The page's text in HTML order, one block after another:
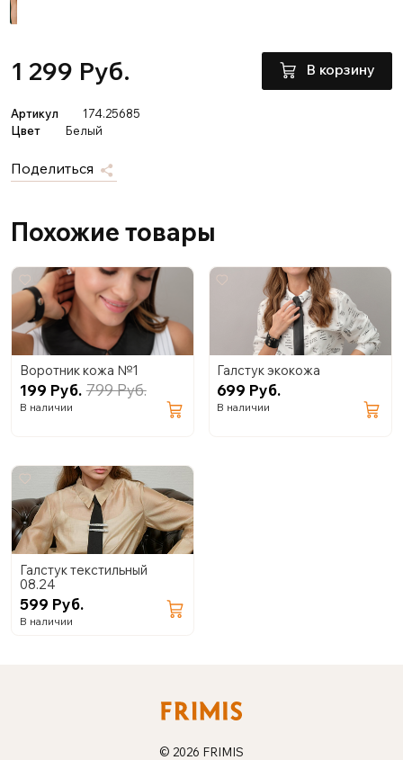
1 299 Руб. В корзину
Артикул
174.25685
Цвет
Белый
Поделиться
Похожие товары
Воротник кожа №1
199 Руб. 799 Руб.
В наличии
Галстук экокожа
699 Руб.
В наличии
Галстук текстильный
08.24
599 Руб.
В наличии
© 2026 FRIMIS